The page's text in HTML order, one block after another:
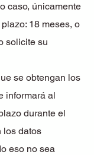
caso, únicamente
18 meses, o
solicite su
se obtengan los
informará al
durante el
los datos
eso no sea